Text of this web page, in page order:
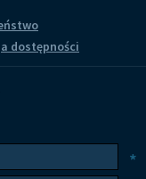
dostępności
*